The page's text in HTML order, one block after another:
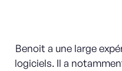
Benoit a une large
logiciels. Il a